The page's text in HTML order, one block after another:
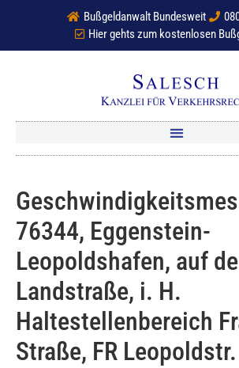
Bußgeldanwalt Bundesweit
Hier gehts zum kostenlosen
76344, Eggenstein-
Leopoldshafen, auf
Landstraße, i. H.
Haltestellenbereich
Straße, FR Leopoldstr.